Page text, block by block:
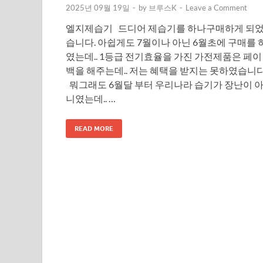
2025년 09월 19일 - by 브루스K - Leave a Comment
엘지제습기 드디어 제습기를 하나구매하게 되었
습니다. 아쉽게도 7월이나 아닌 6월초에 구매를
였는데.. 1등급 전기효율을 가진 가전제품은 페이
백을 해주는데.. 저는 혜택을 받지는 못하였습니
뭐그래도 6월달 부터 우리나라 습기가 장난이 아
니였는데.. …
READ MORE